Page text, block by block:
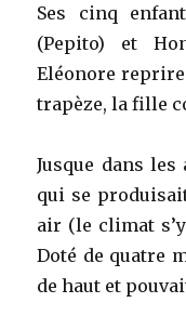
Ses cinq
(Pepito) et
Eléonore
trapèze, la fille
Jusque dans les
qui se
air (le climat
Doté de quatre
de haut et